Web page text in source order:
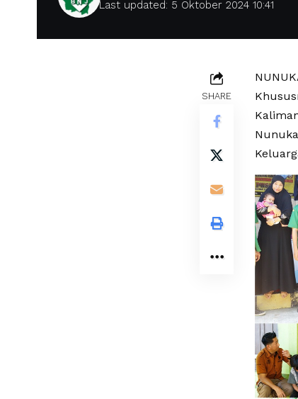
Last updated: 5 Oktober 2024 10:41
SHARE